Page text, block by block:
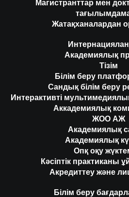
Магистранттар мен
Жатақханалардан
Академиялық
Тізім
Білім беру
Сандық білім беру
Интерактивті
Аккадемиялық
ЖОО АЖ
Академиялық
Академиялық
Опқ оқу
Кәсіптік практиканы
Акредиттеу және
Білім беру